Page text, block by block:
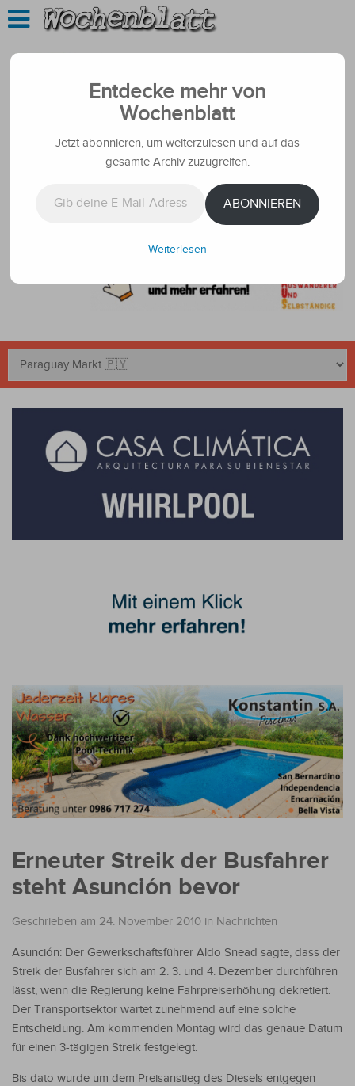
Erneuter Streik der Busfahrer
steht Asunción bevor
Geschrieben am 24. November 2010 in Nachrichten
Asunción: Der Gewerkschaftsführer Aldo Snead sagte, dass der
Streik der Busfahrer sich am 2. 3. und 4. Dezember durchführen
lässt, wenn die Regierung keine Fahrpreiserhöhung dekretiert.
Der Transportsektor wartet zunehmend auf eine solche
Entscheidung. Am kommenden Montag wird das genaue Datum
für einen 3-tägigen Streik festgelegt.
Bis dato wurde um dem Preisanstieg des Diesels entgegen
Entdecke mehr von
Wochenblatt
Jetzt abonnieren, um weiterzulesen und auf das
gesamte Archiv zuzugreifen.
ABONNIEREN
Weiterlesen